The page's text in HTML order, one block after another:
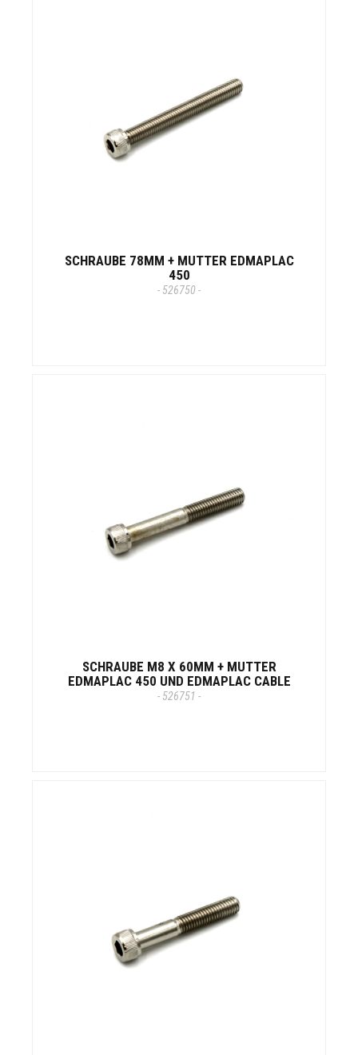
SCHRAUBE 78MM + MUTTER EDMAPLAC
450
- 526750 -
SCHRAUBE M8 X 60MM + MUTTER
EDMAPLAC 450 UND EDMAPLAC CABLE
- 526751 -